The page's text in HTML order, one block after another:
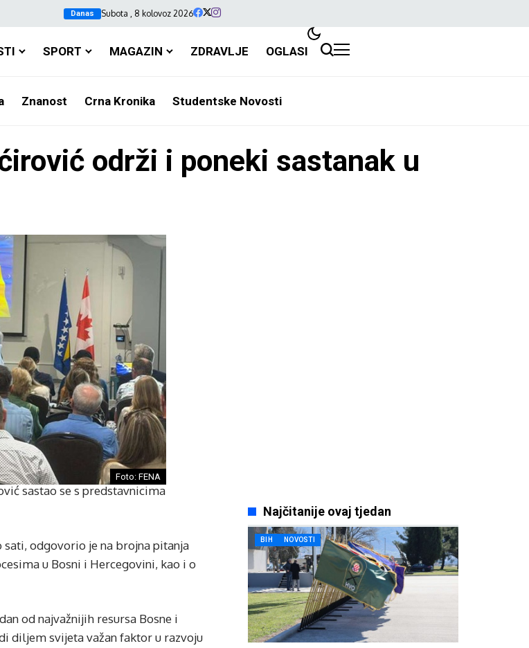
Danas Subota , 8 kolovoz 2026
SPORT MAGAZIN ZDRAVLJE OGLASI
Znanost Crna Kronika Studentske Novosti
održi i poneki sastanak u
Foto: FENA
sastao se s predstavnicima
odgovorio je na brojna pitanja
u Bosni i Hercegovini, kao i o
od najvažnijih resursa Bosne i
diljem svijeta važan faktor u razvoju
Najčitanije ovaj tjedan
BIH NOVOSTI